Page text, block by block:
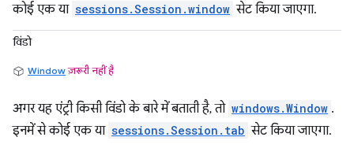
कोई एक या sessions.Session.window सेट किया जाएगा.
विंडो
Window ज़रूरी नहीं है
अगर यह एंट्री किसी विंडो के बारे में बताती है, तो windows.Window .
इनमें से कोई एक या sessions.Session.tab सेट किया जाएगा.